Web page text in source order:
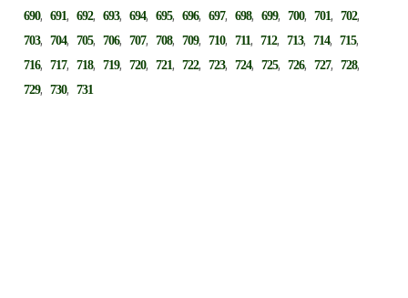
690,691,692,693,694,695,696,697,698,699,700,701,702,
703,704,705,706,707,708,709,710,711,712,713,714,715,
716,717,718,719,720,721,722,723,724,725,726,727,728,
729,730,731